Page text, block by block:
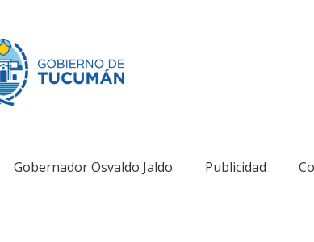
Gobernador Osvaldo Jaldo Publicidad